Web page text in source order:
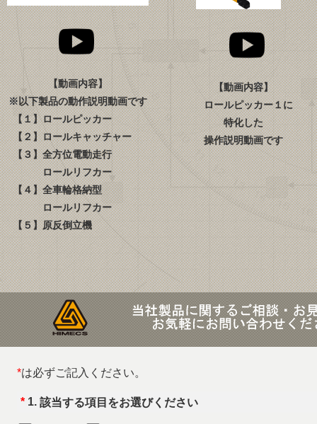
【動画内容】
※以下製品の動作説明動画です
【１】ロールピッカー
【２】ロールキャッチャー
【３】全方位電動走行
ロールリフカー
【４】全車輪格納型
ロールリフカー
【５】原反倒立機
【動画内容】
ロールピッカー１に
特化した
操作説明動画です
*は必ずご記入ください。
* 1. 該当する項目をお選びください